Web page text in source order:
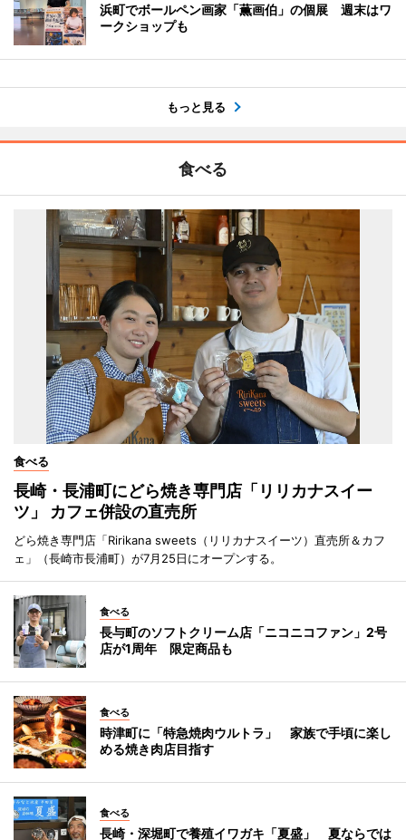
浜町でボールペン画家「薫画伯」の個展 週末はワ
ークショップも
もっと見る
食べる
食べる
長崎・長浦町にどら焼き専門店「リリカナスイー
ツ」 カフェ併設の直売所
どら焼き専門店「Ririkana sweets（リリカナスイーツ）直売所＆カフ
ェ」（長崎市長浦町）が7月25日にオープンする。
食べる
長与町のソフトクリーム店「ニコニコファン」2号
店が1周年 限定商品も
食べる
時津町に「特急焼肉ウルトラ」 家族で手頃に楽し
める焼き肉店目指す
食べる
長崎・深堀町で養殖イワガキ「夏盛」 夏ならでは